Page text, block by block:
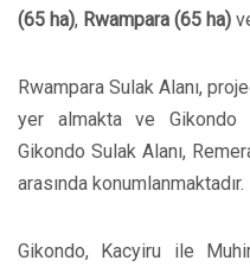
(65 ha), Rwampara (65 ha)
Rwampara Sulak Alanı,
yer almakta ve Gikondo
Gikondo Sulak Alanı,
arasında konumlanmaktadır.
Gikondo, Kacyiru ile